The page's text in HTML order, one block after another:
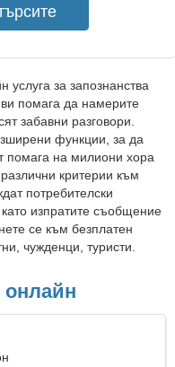
за запознанства
помага да намерите
забавни разговори.
функции, за да
помага на милиони хора
критерии към
потребителски
изпратите съобщение
се към безплатен
чужденци, туристи.